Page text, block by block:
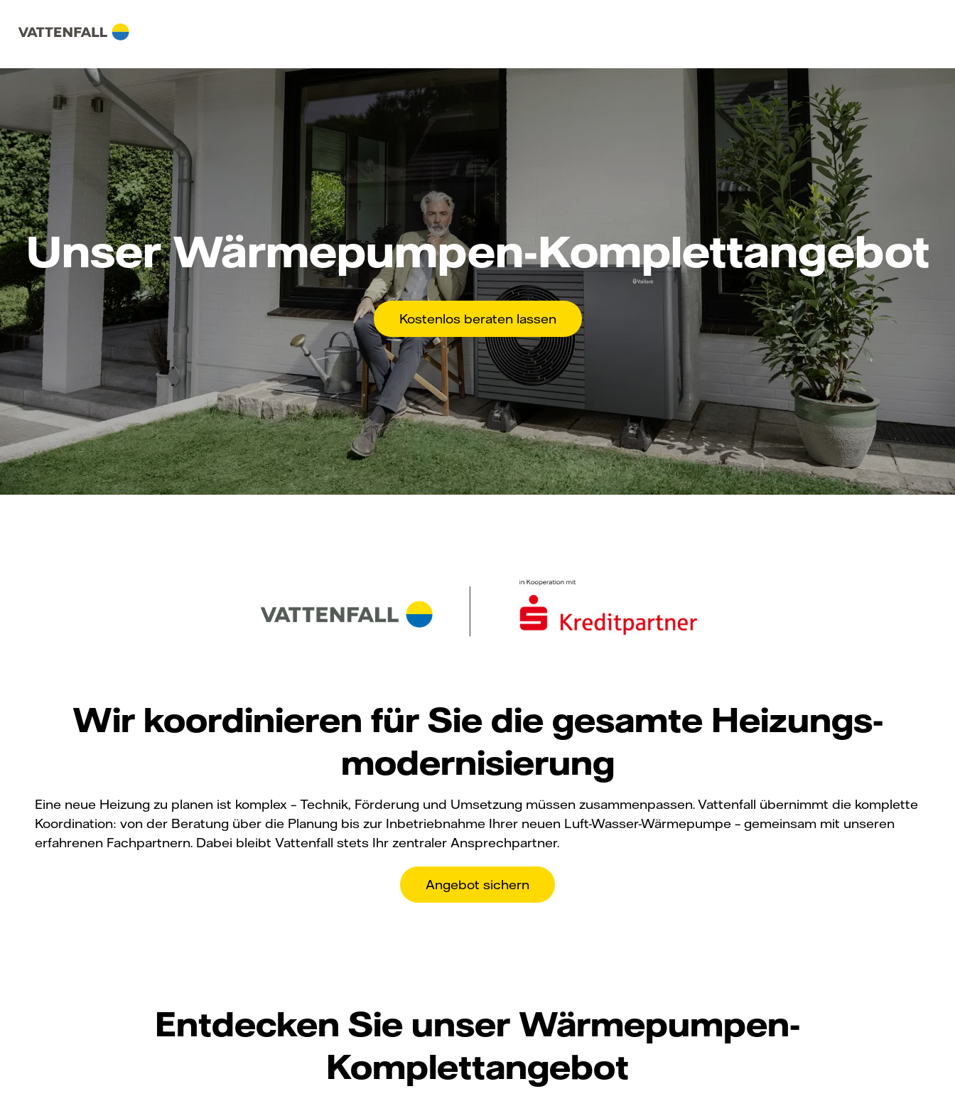
Unser Wärmepumpen-Komplettangebot
Kostenlos beraten lassen
Wir koordinieren für Sie die gesamte Heizungs­
modernisierung
Eine neue Heizung zu planen ist komplex – Technik, Förderung und Umsetzung müssen zusammenpassen. Vattenfall übernimmt die komplette
Koordination: von der Beratung über die Planung bis zur Inbetriebnahme Ihrer neuen Luft-Wasser-Wärmepumpe – gemeinsam mit unseren
erfahrenen Fachpartnern. Dabei bleibt Vattenfall stets Ihr zentraler Ansprechpartner.
Angebot sichern
Entdecken Sie unser Wärmepumpen-
Komplettangebot